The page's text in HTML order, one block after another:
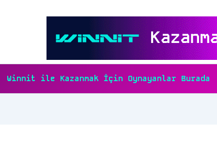
Winnit ile Kazanmak İçin Oynayanlar Burada